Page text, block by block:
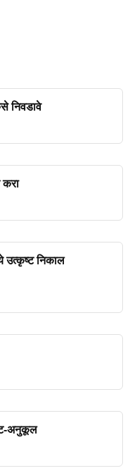
निवडावे
करा
उत्कृष्ट निकाल
अनुकूल